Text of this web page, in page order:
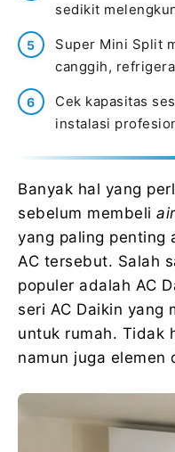
sedikit
Super Mini Split
canggih,
Cek kapasitas
instalasi
Banyak hal yang
sebelum membeli
yang paling penting
AC tersebut. Salah
populer adalah AC
seri AC Daikin yang
untuk rumah. Tidak
namun juga elemen